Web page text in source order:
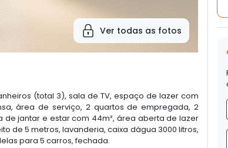
Ver todas as fotos
(total 3), sala de TV, espaço de lazer com
área de serviço, 2 quartos de empregada, 2
jantar e estar com 44m², área aberta de lazer
de 5 metros, lavanderia, caixa dágua 3000 litros,
para 5 carros, fechada.